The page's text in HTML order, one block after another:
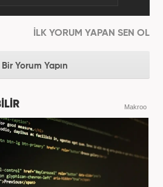
İLK YORUM YAPAN SEN OL
Bir Yorum Yapın
Makroo